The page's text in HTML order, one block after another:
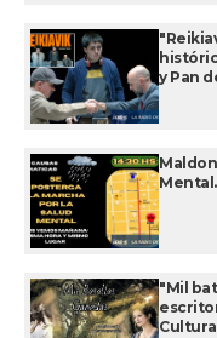
y Pan
Mental.
"Mil